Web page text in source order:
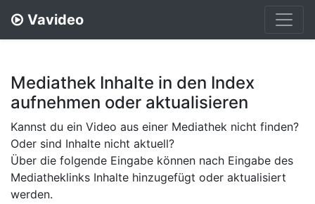
Vavideo
Mediathek Inhalte in den Index
aufnehmen oder aktualisieren
Kannst du ein Video aus einer Mediathek nicht finden?
Oder sind Inhalte nicht aktuell?
Über die folgende Eingabe können nach Eingabe des
Mediatheklinks Inhalte hinzugefügt oder aktualisiert
werden.